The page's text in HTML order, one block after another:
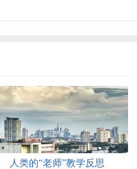
人类的“老师”教学反思